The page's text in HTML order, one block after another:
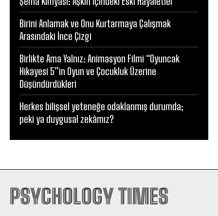
Birini Anlamak ve Onu Kurtarmaya Çalışmak
Arasındaki İnce Çizgi
Birlikte Ama Yalnız: Animasyon Filmi “Oyuncak
Hikayesi 5”in Oyun ve Çocukluk Üzerine
Düşündürdükleri
Herkes bilişsel yeteneğe odaklanmış durumda;
peki ya duygusal zekâmız?
PSYCHOLOGY TIMES